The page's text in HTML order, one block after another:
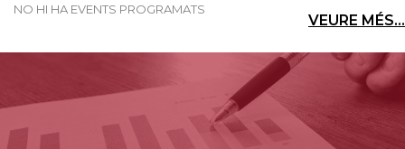
NO HI HA EVENTS PROGRAMATS
VEURE MÉS...